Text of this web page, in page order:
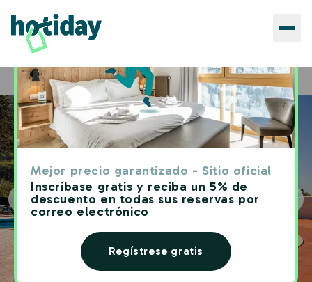
Mejor precio garantizado - Sitio oficial
Inscríbase gratis y reciba un 5% de
descuento en todas sus reservas por
correo electrónico
Regístrese gratis
Home Hoteles Hotiday Malcesine Garda